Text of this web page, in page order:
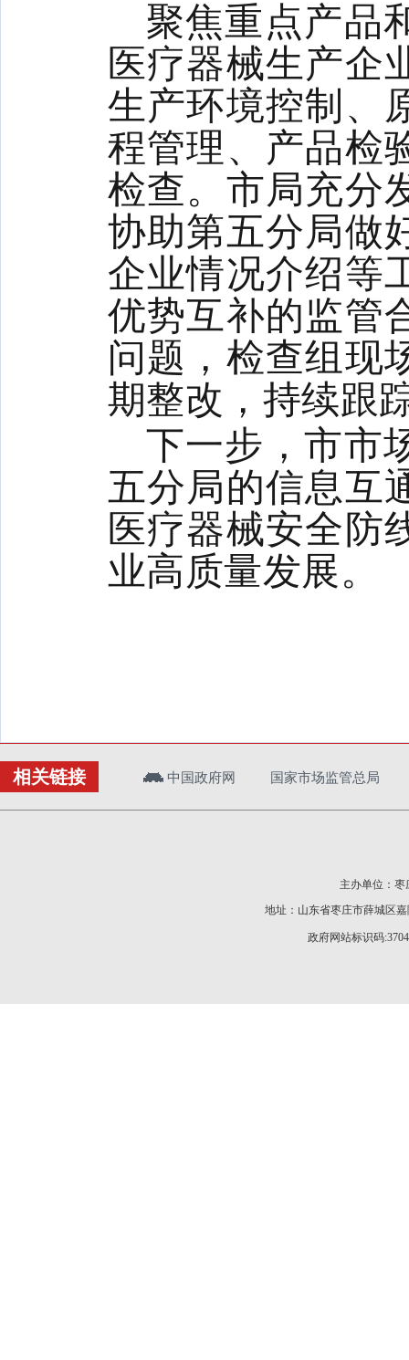
聚焦重点产品
医疗器械生产企
生产环境控制、
程管理、产品检
检查。市局充分
协助第五分局做
企业情况介绍等
优势互补的监管
问题，检查组现
期整改，持续跟
下一步，市市
五分局的信息互
医疗器械安全防
业高质量发展。
相关链接 中国政府网 国家市场监管总局
主办单位：
地址：山东省枣庄市薛城区
政府网站标识码